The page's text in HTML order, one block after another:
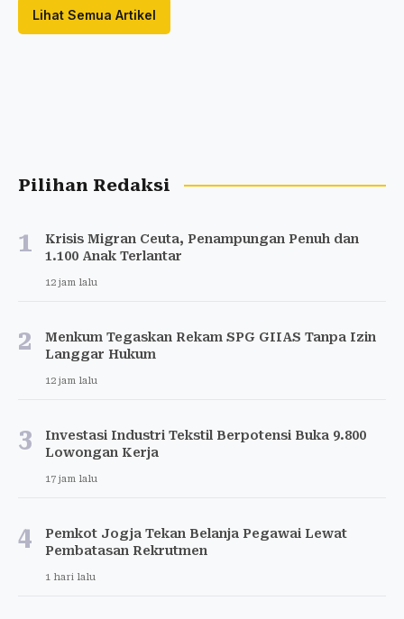
Lihat Semua Artikel
Pilihan Redaksi
1
Krisis Migran Ceuta, Penampungan Penuh dan
1.100 Anak Terlantar
12 jam lalu
2
Menkum Tegaskan Rekam SPG GIIAS Tanpa Izin
Langgar Hukum
12 jam lalu
3
Investasi Industri Tekstil Berpotensi Buka 9.800
Lowongan Kerja
17 jam lalu
4
Pemkot Jogja Tekan Belanja Pegawai Lewat
Pembatasan Rekrutmen
1 hari lalu